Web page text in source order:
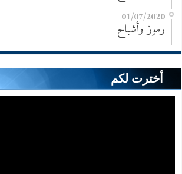
01/07/2020
رموز وأشباح
أخترت لكم